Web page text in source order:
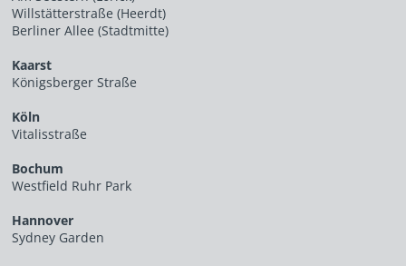
Willstätterstraße (Heerdt)
Berliner Allee (Stadtmitte)
Kaarst
Königsberger Straße
Köln
Vitalisstraße
Bochum
Westfield Ruhr Park
Hannover
Sydney Garden